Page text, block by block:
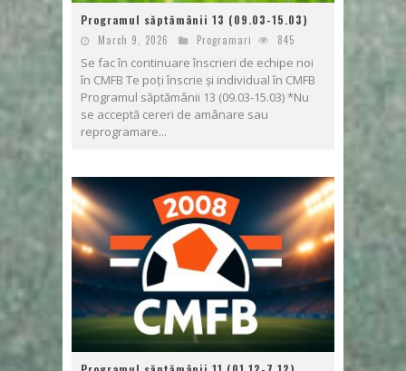
Programul săptămânii 13 (09.03-15.03)
March 9, 2026 Programari 845
Se fac în continuare înscrieri de echipe noi
în CMFB Te poți înscrie și individual în CMFB
Programul săptămânii 13 (09.03-15.03) *Nu
se acceptă cereri de amânare sau
reprogramare...